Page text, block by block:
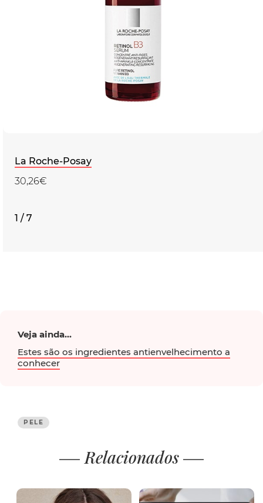
La Roche-Posay
30,26€
1 / 7
Veja ainda...
Estes são os ingredientes antienvelhecimento a
conhecer
PELE
Relacionados